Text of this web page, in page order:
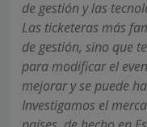
de gestión y las
Las ticketeras más
de gestión, sino que
para modificar el
mejorar y se puede
Investigamos el